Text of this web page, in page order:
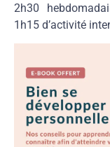
2h30
1h15 d’activité